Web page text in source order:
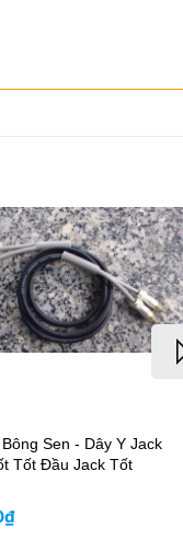
Cao Cấp Size Lớn 300-
Cấp Chuyên Nghiệp